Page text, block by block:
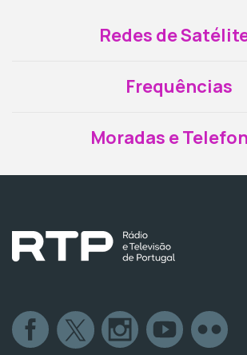
Redes de
Frequências
Moradas e